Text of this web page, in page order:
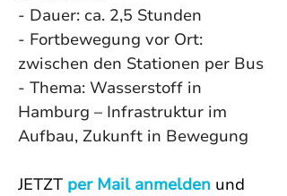
- Dauer: ca. 2,5 Stunden
- Fortbewegung vor Ort:
zwischen den Stationen per Bus
- Thema: Wasserstoff in
Hamburg – Infrastruktur im
Aufbau, Zukunft in Bewegung
JETZT per Mail anmelden und